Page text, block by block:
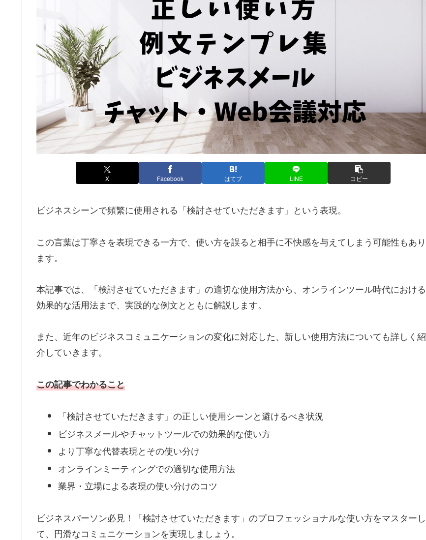
X Facebook はてブ LINE コピー
ビジネスシーンで頻繁に使用される「検討させていただきます」という表現。
この言葉は丁寧さを表現できる一方で、使い方を誤ると相手に不快感を与えてしまう可能性もあり
ます。
本記事では、「検討させていただきます」の適切な使用方法から、オンラインツール時代における
効果的な活用法まで、実践的な例文とともに解説します。
また、近年のビジネスコミュニケーションの変化に対応した、新しい使用方法についても詳しく紹
介していきます。
この記事でわかること
「検討させていただきます」の正しい使用シーンと避けるべき状況
ビジネスメールやチャットツールでの効果的な使い方
より丁寧な代替表現とその使い分け
オンラインミーティングでの適切な使用方法
業界・立場による表現の使い分けのコツ
ビジネスパーソン必見！「検討させていただきます」のプロフェッショナルな使い方をマスターし
て、円滑なコミュニケーションを実現しましょう。